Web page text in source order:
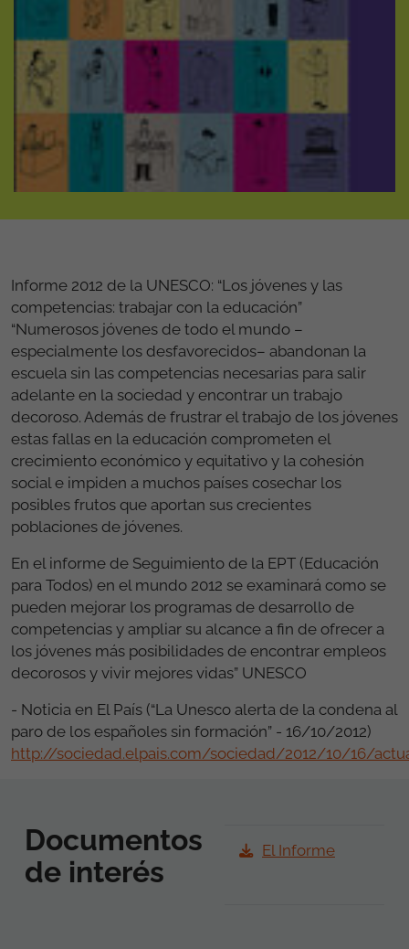
Informe 2012 de la UNESCO: “Los jóvenes y las
competencias: trabajar con la educación”
“Numerosos jóvenes de todo el mundo –
especialmente los desfavorecidos– abandonan la
escuela sin las competencias necesarias para salir
adelante en la sociedad y encontrar un trabajo
decoroso. Además de frustrar el trabajo de los jóvenes
estas fallas en la educación comprometen el
crecimiento económico y equitativo y la cohesión
social e impiden a muchos países cosechar los
posibles frutos que aportan sus crecientes
poblaciones de jóvenes.
En el informe de Seguimiento de la EPT (Educación
para Todos) en el mundo 2012 se examinará como se
pueden mejorar los programas de desarrollo de
competencias y ampliar su alcance a fin de ofrecer a
los jóvenes más posibilidades de encontrar empleos
decorosos y vivir mejores vidas” UNESCO
- Noticia en El País (“La Unesco alerta de la condena al
paro de los españoles sin formación” - 16/10/2012)
http://sociedad.elpais.com/sociedad/2012/10/16/
Documentos
de interés
El Informe